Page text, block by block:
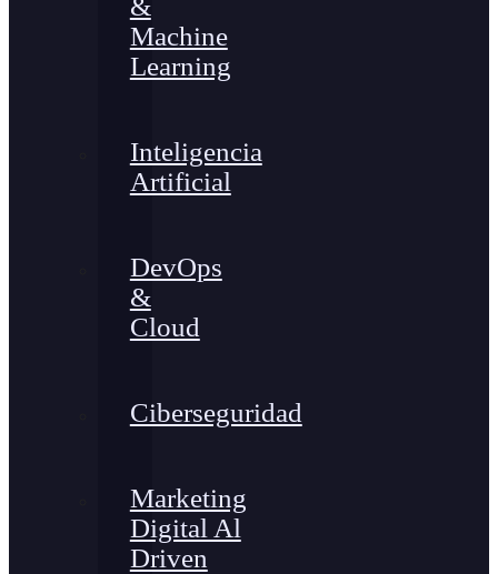
&
Machine
Learning
Inteligencia
Artificial
DevOps
&
Cloud
Ciberseguridad
Marketing
Digital Al
Driven